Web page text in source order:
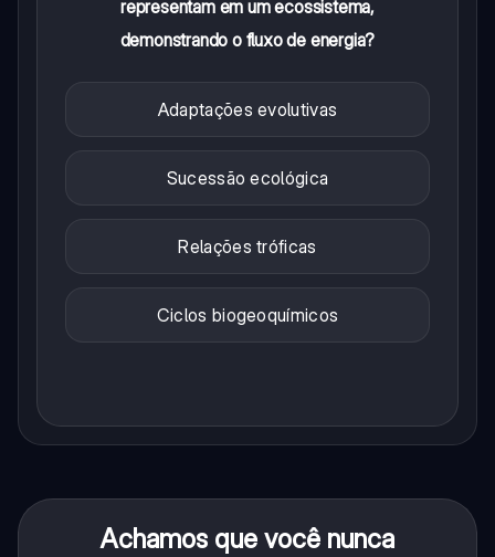
representam em um ecossistema,
demonstrando o fluxo de energia?
Adaptações evolutivas
Sucessão ecológica
Relações tróficas
Ciclos biogeoquímicos
Achamos que você nunca